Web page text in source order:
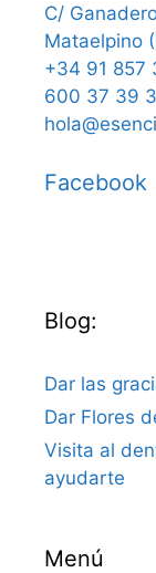
C/
Mataelpino
+34 91
600 37 39
Facebook
Blog:
Dar las
Dar Flores
Visita al
ayudarte
Menú